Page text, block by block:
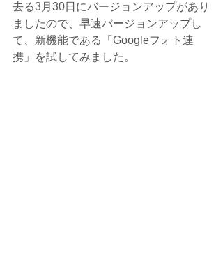
去る3月30日にバージョンアップがあり
ましたので、早速バージョンアップし
て、新機能である「Googleフォト連
携」を試してみました。